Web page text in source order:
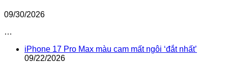
09/30/2026
…
iPhone 17 Pro Max màu cam mất ngôi ‘đắt nhất’
09/22/2026